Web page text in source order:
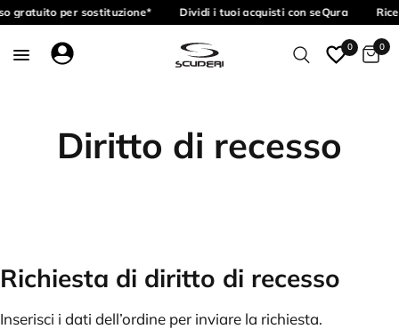
gratuito per sostituzione* Dividi i tuoi acquisti con seQura
0 0
Diritto di recesso
Richiesta di diritto di recesso
Inserisci i dati dell’ordine per inviare la richiesta.